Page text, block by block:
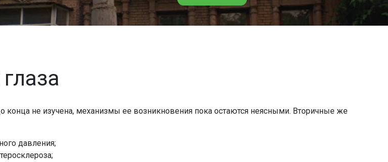
не изучена, механизмы ее возникновения пока остаются неясными. Вторичные же
давления;